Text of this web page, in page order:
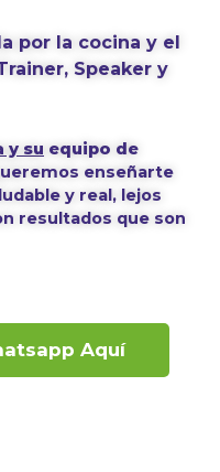
por la cocina y el
Speaker y
y su equipo de
enseñarte
y real, lejos
resultados que son
Aquí